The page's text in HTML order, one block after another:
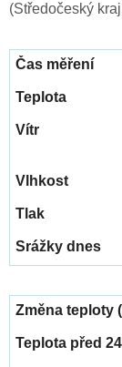
(Středočeský